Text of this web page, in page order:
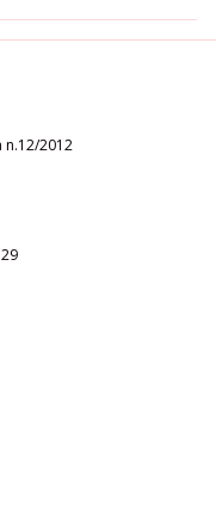
n.12/2012